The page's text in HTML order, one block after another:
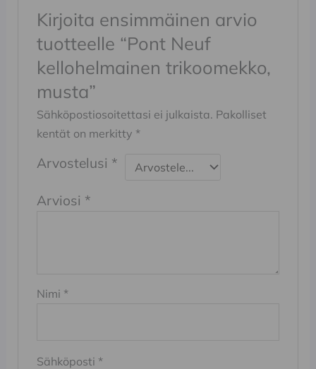
Kirjoita ensimmäinen arvio
tuotteelle “Pont Neuf
kellohelmainen trikoomekko,
musta”
Sähköpostiosoitettasi ei julkaista. Pakolliset
kentät on merkitty *
Arvostelusi *
Arviosi *
Nimi *
Sähköposti *